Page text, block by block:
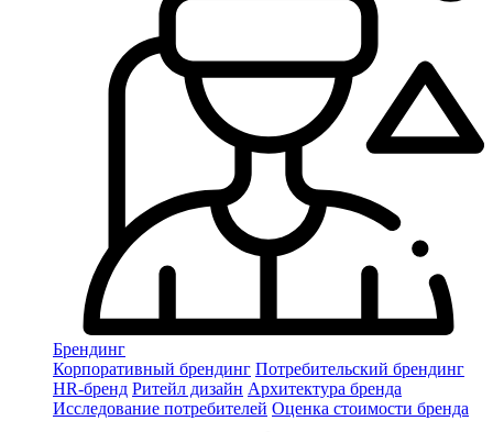
Брендинг
Корпоративный брендинг Потребительский брендинг
НR-бренд Ритейл дизайн Архитектура бренда
Исследование потребителей Оценка стоимости бренда